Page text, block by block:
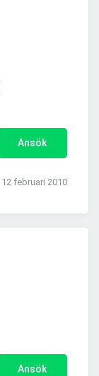
Ansök
12 februari 2010
Ansök